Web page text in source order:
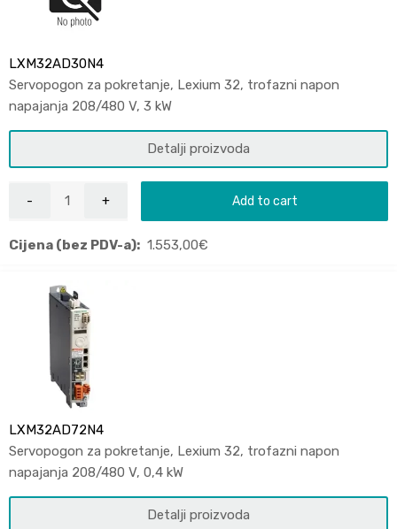
LXM32AD30N4
Servopogon za pokretanje, Lexium 32, trofazni napon
napajanja 208/480 V, 3 kW
Detalji proizvoda
Add to cart
Cijena (bez PDV-a): 1.553,00€
LXM32AD72N4
Servopogon za pokretanje, Lexium 32, trofazni napon
napajanja 208/480 V, 0,4 kW
Detalji proizvoda